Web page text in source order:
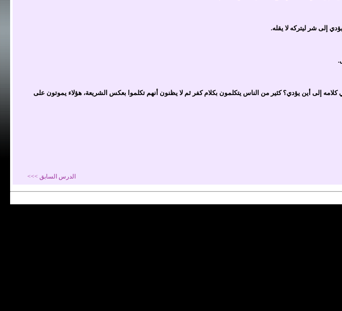
إلى شر ليتركه لا يقله.
إلى أين يؤدي؟ كثير من الناس يتكلمون بكلام كفر ثم لا يظنون أنهم تكلموا بعكس الشريعة، هؤلاء يموتون على
الدرس السابق >>>